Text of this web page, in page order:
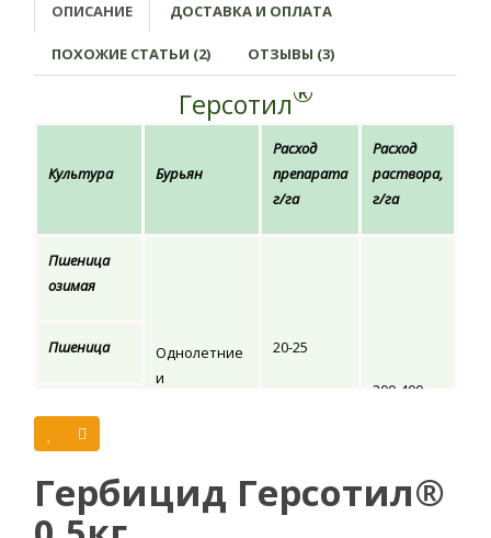
ОПИСАНИЕ ДОСТАВКА И ОПЛАТА
ПОХОЖИЕ СТАТЬИ (2) ОТЗЫВЫ (3)
Герсотил®
Культура Бурьян
Расход
препарата
г/га
Расход
раствора,
г/га
Пшеница
озимая
Однолетние
и
20-25
200-400
Пшеница
озимый
Пшеница
оврага
15
Гербицид Герсотил®